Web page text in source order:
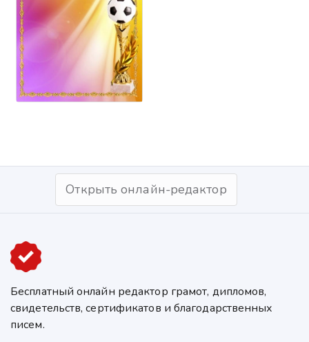
Открыть онлайн-редактор
Бесплатный онлайн редактор грамот, дипломов,
свидетельств, сертификатов и благодарственных
писем.